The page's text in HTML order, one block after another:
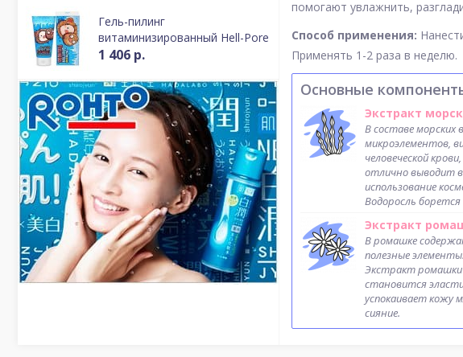
Гель-пилинг
витаминизированный Hell-Pore
1 406 р.
помогают увлажнить,
Способ применения:
Применять 1-2 раза в неделю.
Основные
Экстракт
В составе морских
микроэлементов,
человеческой
отлично выводит
использование
Водоросль
Экстракт
В ромашке
полезные
Экстракт ромашки
становится
успокаивает кожу
сияние.